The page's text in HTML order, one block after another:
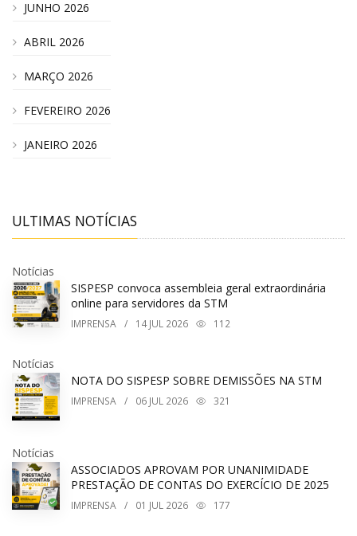
JUNHO 2026
ABRIL 2026
MARÇO 2026
FEVEREIRO 2026
JANEIRO 2026
ULTIMAS NOTÍCIAS
Notícias
SISPESP convoca assembleia geral extraordinária
online para servidores da STM
IMPRENSA / 14JUL 2026 112
Notícias
NOTA DO SISPESP SOBRE DEMISSÕES NA STM
IMPRENSA / 06 JUL 2026 321
Notícias
ASSOCIADOS APROVAM POR UNANIMIDADE
PRESTAÇÃO DE CONTAS DO EXERCÍCIO DE 2025
IMPRENSA / 01 JUL 2026 177